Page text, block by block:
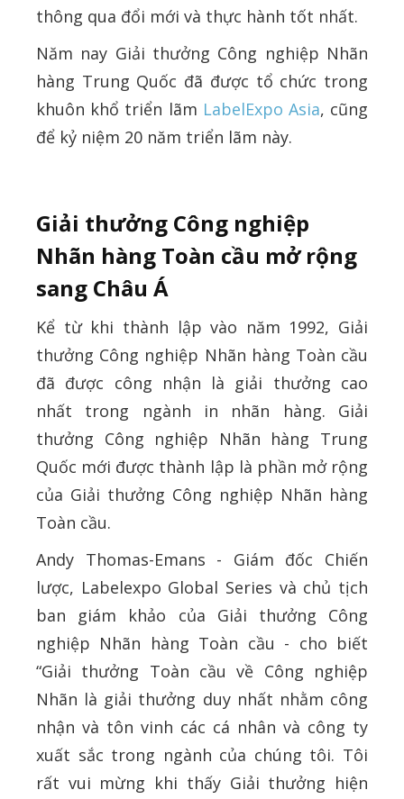
thông qua đổi mới và thực hành tốt nhất.
Năm nay Giải thưởng Công nghiệp Nhãn
hàng Trung Quốc đã được tổ chức trong
khuôn khổ triển lãm LabelExpo Asia, cũng
để kỷ niệm 20 năm triển lãm này.
Giải thưởng Công nghiệp
Nhãn hàng Toàn cầu mở rộng
sang Châu Á
Kể từ khi thành lập vào năm 1992, Giải
thưởng Công nghiệp Nhãn hàng Toàn cầu
đã được công nhận là giải thưởng cao
nhất trong ngành in nhãn hàng. Giải
thưởng Công nghiệp Nhãn hàng Trung
Quốc mới được thành lập là phần mở rộng
của Giải thưởng Công nghiệp Nhãn hàng
Toàn cầu.
Andy Thomas-Emans - Giám đốc Chiến
lược, Labelexpo Global Series và chủ tịch
ban giám khảo của Giải thưởng Công
nghiệp Nhãn hàng Toàn cầu - cho biết
“Giải thưởng Toàn cầu về Công nghiệp
Nhãn là giải thưởng duy nhất nhằm công
nhận và tôn vinh các cá nhân và công ty
xuất sắc trong ngành của chúng tôi. Tôi
rất vui mừng khi thấy Giải thưởng hiện